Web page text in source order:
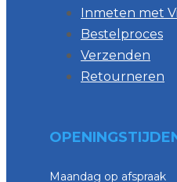
Inmeten met
Bestelproces
Verzenden
Retourneren
Maandag op afspraak